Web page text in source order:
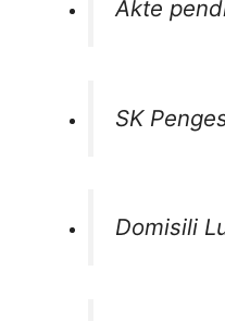
Akte
SK
Domisili